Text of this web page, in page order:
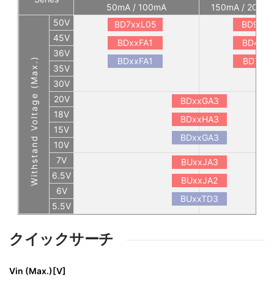
50mA / 100mA 150mA /
Withstand Voltage (Max.)
50V
BD7xxL05
BDxxFA1
BDxxFA1
45V
36V
35V
30V
20V
BDxxGA3
BDxxHA3
BDxxGA3
18V
15V
10V
7V
BUxxJA3
BUxxJA2
BUxxTD3
6.5V
6V
5.5V
クイックサーチ
Vin (Max.)[V]